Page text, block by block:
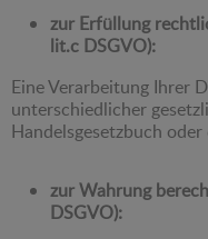
zur Erfüllung
lit.c DSGVO):
Eine Verarbeitung Ihrer
unterschiedlicher
Handelsgesetzbuch
zur Wahrung
DSGVO):